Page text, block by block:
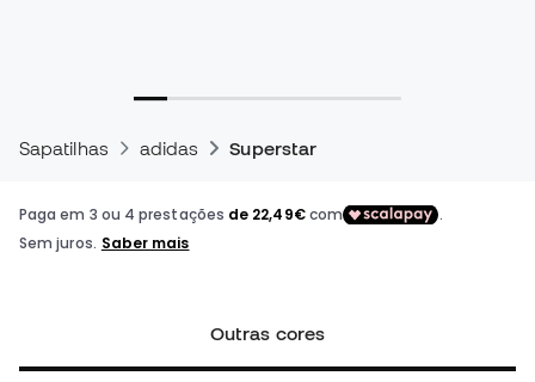
Sapatilhas adidas Superstar
Outras cores